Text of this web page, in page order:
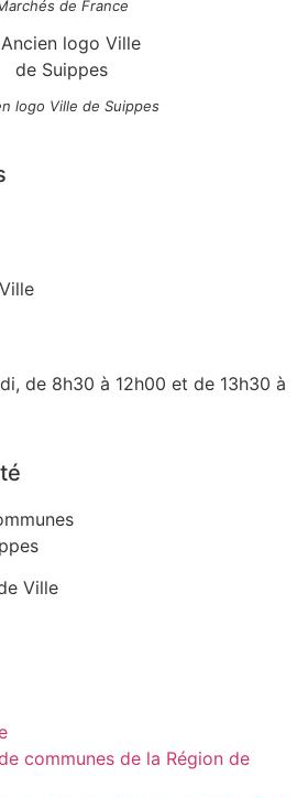
de France
logo Ville de Suippes
de 8h30 à 12h00 et de 13h30 à
Ville
communes de la Région de